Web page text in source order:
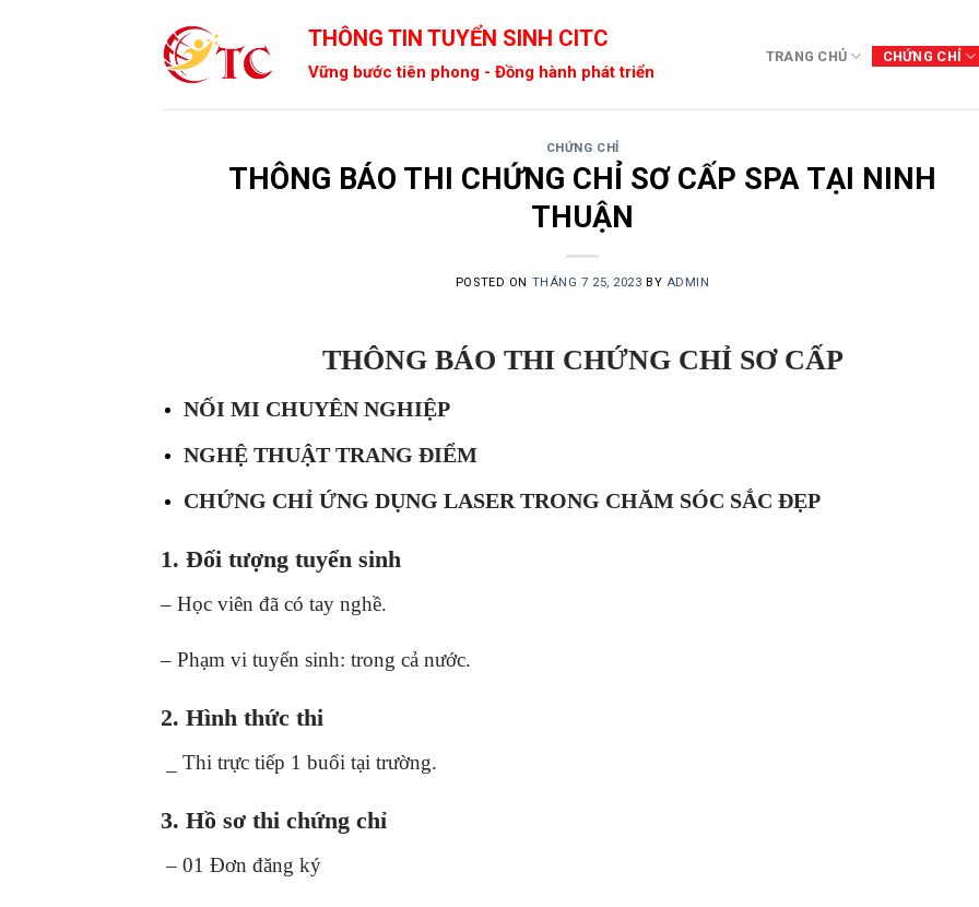
THÔNG TIN TUYỂN SINH CITC
Vững bước tiên phong - Đồng hành phát triển
TRANG CHỦ CHỨNG CHỈ
CHỨNG CHỈ
THÔNG BÁO THI CHỨNG CHỈ SƠ CẤP SPA TẠI NINH
THUẬN
POSTED ON THÁNG 7 25, 2023 BY ADMIN
THÔNG BÁO THI CHỨNG CHỈ SƠ CẤP
NỐI MI CHUYÊN NGHIỆP
NGHỆ THUẬT TRANG ĐIỂM
CHỨNG CHỈ ỨNG DỤNG LASER TRONG CHĂM SÓC SẮC ĐẸP
1. Đối tượng tuyển sinh
– Học viên đã có tay nghề.
– Phạm vi tuyển sinh: trong cả nước.
2. Hình thức thi
_ Thi trực tiếp 1 buổi tại trường.
3. Hồ sơ thi chứng chỉ
– 01 Đơn đăng ký